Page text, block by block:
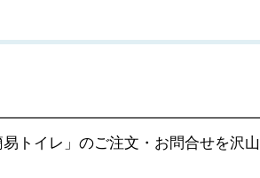
トイレ」のご注文・お問合せを沢山